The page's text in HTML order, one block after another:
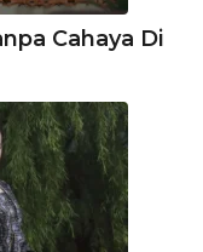
Cahaya Di